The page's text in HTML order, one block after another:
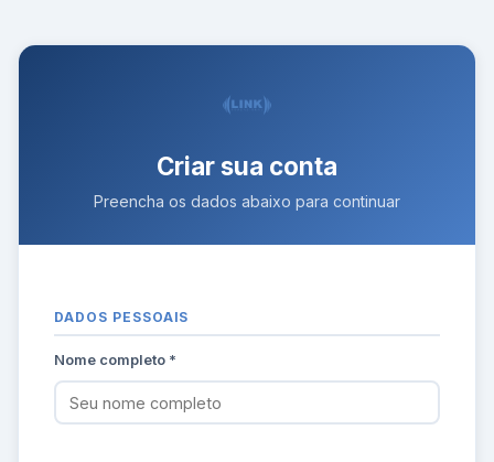
Criar sua conta
Preencha os dados abaixo para continuar
DADOS PESSOAIS
Nome completo *